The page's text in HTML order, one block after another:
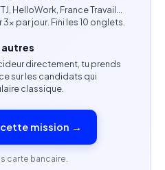
et la promotion des
tendances du marketing
avec l’identité de
HelloWork, France Travail…
par jour. Fini les 10 onglets.
autres
directement, tu prends
sur les candidats qui
classique.
cette mission →
carte bancaire.